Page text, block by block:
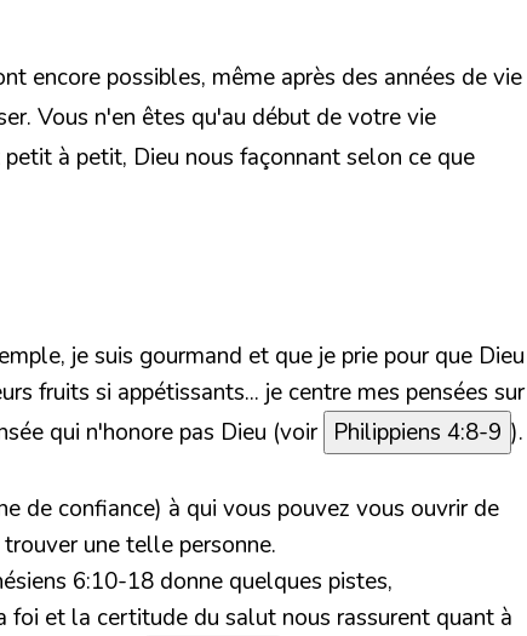
encore possibles, même après des années de vie
Vous n'en êtes qu'au début de votre vie
à petit, Dieu nous façonnant selon ce que
je suis gourmand et que je prie pour que Dieu
fruits si appétissants... je centre mes pensées sur
qui n'honore pas Dieu (voir Philippiens 4:8-9 ).
de confiance) à qui vous pouvez vous ouvrir de
une telle personne.
6:10-18 donne quelques pistes,
foi et la certitude du salut nous rassurent quant à